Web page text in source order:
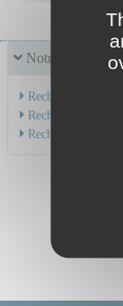
Notre offre de
Recherche par
Recherche par
Recherche par